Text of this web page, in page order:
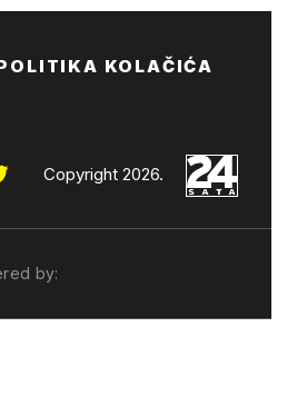
KOLAČIĆA
Copyright 2026.
by: